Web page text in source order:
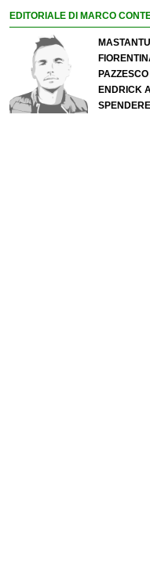
EDITORIALE DI MARCO
ENDRICK